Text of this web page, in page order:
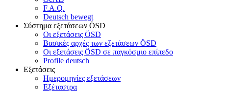
F.A.Q.
Deutsch bewegt
Σύστημα εξετάσεων ÖSD
Οι εξετάσεις ÖSD
Βασικές αρχές των εξετάσεων ÖSD
Οι εξετάσεις ÖSD σε παγκόσμιο επίπεδο
Profile deutsch
Εξετάσεις
Ημερομηνίες εξετάσεων
Εξέταστρα